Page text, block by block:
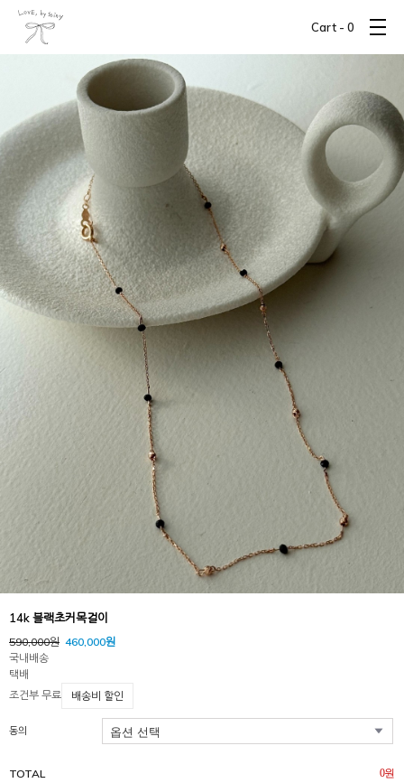
Cart - 0
14k 블랙초커목걸이
590,000원 460,000원
국내배송
택배
조건부 무료
배송비 할인
동의
TOTAL 0원